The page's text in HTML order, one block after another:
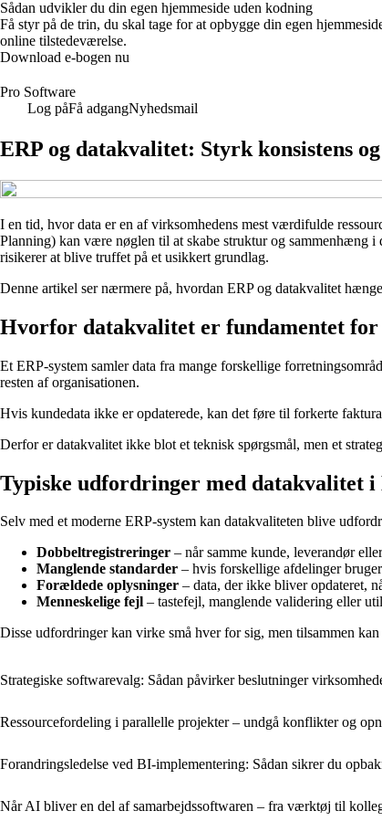
Sådan udvikler du din egen hjemmeside uden kodning
Få styr på de trin, du skal tage for at opbygge din egen
online tilstedeværelse.
Download e-bogen nu
Pro Software
Log påFå adgangNyhedsmail
ERP og datakvalitet: Styrk konsistens
I en tid, hvor data er en af virksomhedens mest værdifulde
Planning) kan være nøglen til at skabe struktur og sammenhæng
risikerer at blive truffet på et usikkert grundlag.
Denne artikel ser nærmere på, hvordan ERP og datakvalitet
Hvorfor datakvalitet er fundamentet for
Et ERP-system samler data fra mange forskellige
resten af organisationen.
Hvis kundedata ikke er opdaterede, kan det føre til forkerte
Derfor er datakvalitet ikke blot et teknisk spørgsmål, men et
Typiske udfordringer med datakvalitet i
Selv med et moderne ERP-system kan datakvaliteten blive
Dobbeltregistreringer – når samme kunde, leverandør
Manglende standarder – hvis forskellige afdelinger
Forældede oplysninger – data, der ikke bliver opdateret,
Menneskelige fejl – tastefejl, manglende validering eller
Disse udfordringer kan virke små hver for sig, men tilsammen
Strategiske softwarevalg: Sådan påvirker beslutninger
Ressourcefordeling i parallelle projekter – undgå konflikter og
Forandringsledelse ved BI-implementering: Sådan sikrer du
Når AI bliver en del af samarbejdssoftwaren – fra værktøj til